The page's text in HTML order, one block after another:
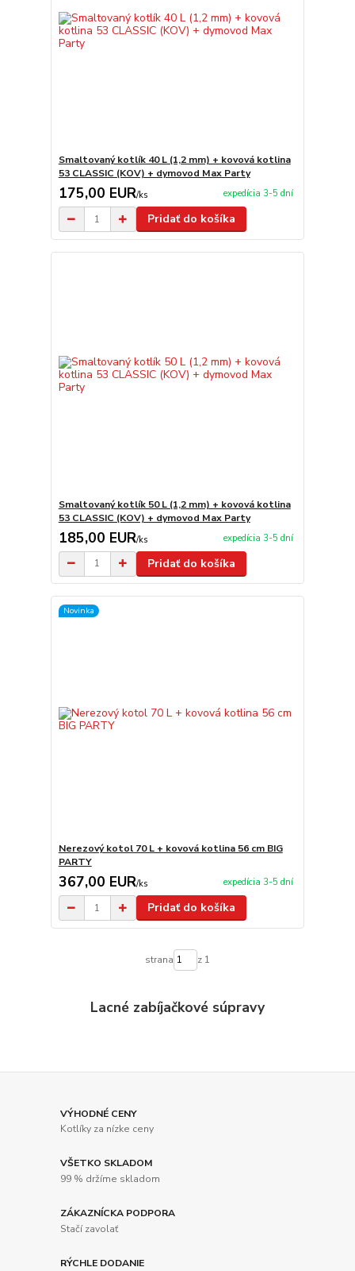
Smaltovaný kotlík 40 L (1,2 mm) + kovová kotlina
53 CLASSIC (KOV) + dymovod Max Party
175,00 EUR/ks expedícia 3-5 dní
Pridať do košíka
Smaltovaný kotlík 50 L (1,2 mm) + kovová kotlina
53 CLASSIC (KOV) + dymovod Max Party
185,00 EUR/ks expedícia 3-5 dní
Pridať do košíka
Novinka
Nerezový kotol 70 L + kovová kotlina 56 cm BIG
PARTY
367,00 EUR/ks expedícia 3-5 dní
Pridať do košíka
strana z 1
Lacné zabíjačkové súpravy
VÝHODNÉ CENY
Kotlíky za nízke ceny
VŠETKO SKLADOM
99 % držíme skladom
ZÁKAZNÍCKA PODPORA
Stačí zavolať
RÝCHLE DODANIE